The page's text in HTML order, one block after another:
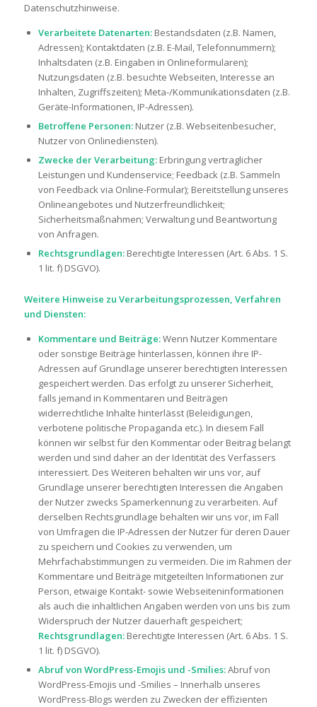
Datenschutzhinweise.
Verarbeitete Datenarten:Bestandsdaten (z.B. Namen,
Adressen); Kontaktdaten (z.B. E-Mail, Telefonnummern);
Inhaltsdaten (z.B. Eingaben in Onlineformularen);
Nutzungsdaten (z.B. besuchte Webseiten, Interesse an
Inhalten, Zugriffszeiten); Meta-/Kommunikationsdaten (z.B.
Geräte-Informationen, IP-Adressen).
Betroffene Personen:Nutzer (z.B. Webseitenbesucher,
Nutzer von Onlinediensten).
Zwecke der Verarbeitung:Erbringung vertraglicher
Leistungen und Kundenservice; Feedback (z.B. Sammeln
von Feedback via Online-Formular); Bereitstellung unseres
Onlineangebotes und Nutzerfreundlichkeit;
Sicherheitsmaßnahmen; Verwaltung und Beantwortung
von Anfragen.
Rechtsgrundlagen:Berechtigte Interessen (Art. 6 Abs. 1 S.
1 lit. f) DSGVO).
Weitere Hinweise zu Verarbeitungsprozessen, Verfahren
und Diensten:
Kommentare und Beiträge:Wenn Nutzer Kommentare
oder sonstige Beiträge hinterlassen, können ihre IP-
Adressen auf Grundlage unserer berechtigten Interessen
gespeichert werden. Das erfolgt zu unserer Sicherheit,
falls jemand in Kommentaren und Beiträgen
widerrechtliche Inhalte hinterlässt (Beleidigungen,
verbotene politische Propaganda etc.). In diesem Fall
können wir selbst für den Kommentar oder Beitrag belangt
werden und sind daher an der Identität des Verfassers
interessiert. Des Weiteren behalten wir uns vor, auf
Grundlage unserer berechtigten Interessen die Angaben
der Nutzer zwecks Spamerkennung zu verarbeiten. Auf
derselben Rechtsgrundlage behalten wir uns vor, im Fall
von Umfragen die IP-Adressen der Nutzer für deren Dauer
zu speichern und Cookies zu verwenden, um
Mehrfachabstimmungen zu vermeiden. Die im Rahmen der
Kommentare und Beiträge mitgeteilten Informationen zur
Person, etwaige Kontakt- sowie Webseiteninformationen
als auch die inhaltlichen Angaben werden von uns bis zum
Widerspruch der Nutzer dauerhaft gespeichert;
Rechtsgrundlagen:Berechtigte Interessen (Art. 6 Abs. 1 S.
1 lit. f) DSGVO).
Abruf von WordPress-Emojis und -Smilies:Abruf von
WordPress-Emojis und -Smilies – Innerhalb unseres
WordPress-Blogs werden zu Zwecken der effizienten